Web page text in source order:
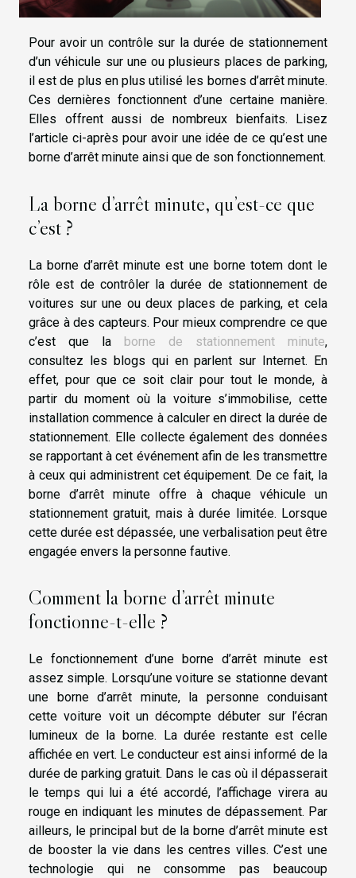
Pour avoir un contrôle sur la durée de stationnement
d’un véhicule sur une ou plusieurs places de parking,
il est de plus en plus utilisé les bornes d’arrêt minute.
Ces dernières fonctionnent d’une certaine manière.
Elles offrent aussi de nombreux bienfaits. Lisez
l’article ci-après pour avoir une idée de ce qu’est une
borne d’arrêt minute ainsi que de son fonctionnement.
La borne d’arrêt minute, qu’est-ce que
c’est ?
La borne d’arrêt minute est une borne totem dont le
rôle est de contrôler la durée de stationnement de
voitures sur une ou deux places de parking, et cela
grâce à des capteurs. Pour mieux comprendre ce que
c’est que la borne de stationnement minute,
consultez les blogs qui en parlent sur Internet. En
effet, pour que ce soit clair pour tout le monde, à
partir du moment où la voiture s’immobilise, cette
installation commence à calculer en direct la durée de
stationnement. Elle collecte également des données
se rapportant à cet événement afin de les transmettre
à ceux qui administrent cet équipement. De ce fait, la
borne d’arrêt minute offre à chaque véhicule un
stationnement gratuit, mais à durée limitée. Lorsque
cette durée est dépassée, une verbalisation peut être
engagée envers la personne fautive.
Comment la borne d’arrêt minute
fonctionne-t-elle ?
Le fonctionnement d’une borne d’arrêt minute est
assez simple. Lorsqu’une voiture se stationne devant
une borne d’arrêt minute, la personne conduisant
cette voiture voit un décompte débuter sur l’écran
lumineux de la borne. La durée restante est celle
affichée en vert. Le conducteur est ainsi informé de la
durée de parking gratuit. Dans le cas où il dépasserait
le temps qui lui a été accordé, l’affichage virera au
rouge en indiquant les minutes de dépassement. Par
ailleurs, le principal but de la borne d’arrêt minute est
de booster la vie dans les centres villes. C’est une
technologie qui ne consomme pas beaucoup